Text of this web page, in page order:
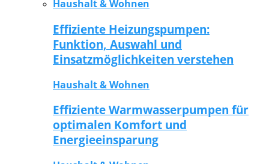
Haushalt & Wohnen
Effiziente Heizungspumpen:
Funktion, Auswahl und
Einsatzmöglichkeiten verstehen
Haushalt & Wohnen
Effiziente Warmwasserpumpen für
optimalen Komfort und
Energieeinsparung